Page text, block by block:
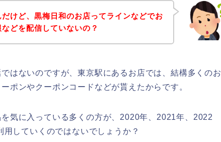
けど、黒梅日和のお店ってラインなどでお
どを配信していないの？
はないのですが、東京駅にあるお店では、結構多くのお
ポンやクーポンコードなどが貰えたからです。
気に入っている多くの方が、2020年、2021年、2022
していくのではないでしょうか？